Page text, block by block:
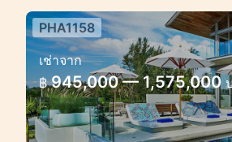
4 bedroom villa sea
Nga
Stunning villa
bedroom
PHA1158
เช่าจาก
฿ 945,000 — 1,575,000